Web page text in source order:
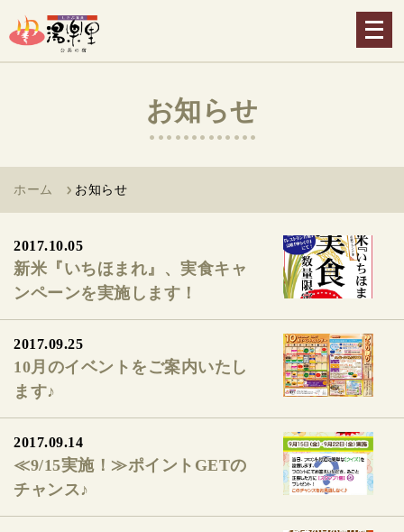
メ
ニ
ュ
お知らせ
ホーム お知らせ
2017.10.05
新米『いちほまれ』、実食キャ
ンペーンを実施します！
2017.09.25
10月のイベントをご案内いたし
ます♪
2017.09.14
≪9/15実施！≫ポイントGETの
チャンス♪